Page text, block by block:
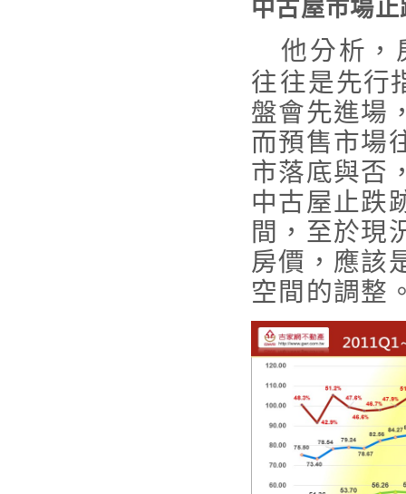
中古屋市場
他分析，
往往是先行
盤會先進場
而預售市場
市落底與否
中古屋止跌
間，至於現
房價，應該
空間的調整